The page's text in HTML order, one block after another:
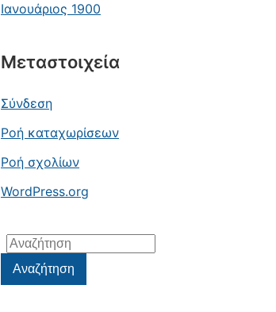
Ιανουάριος 1900
Μεταστοιχεία
Σύνδεση
Ροή καταχωρίσεων
Ροή σχολίων
WordPress.org
Αναζήτηση
για:Αναζήτηση